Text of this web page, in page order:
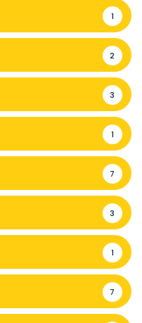
1
2
3
1
7
3
1
7